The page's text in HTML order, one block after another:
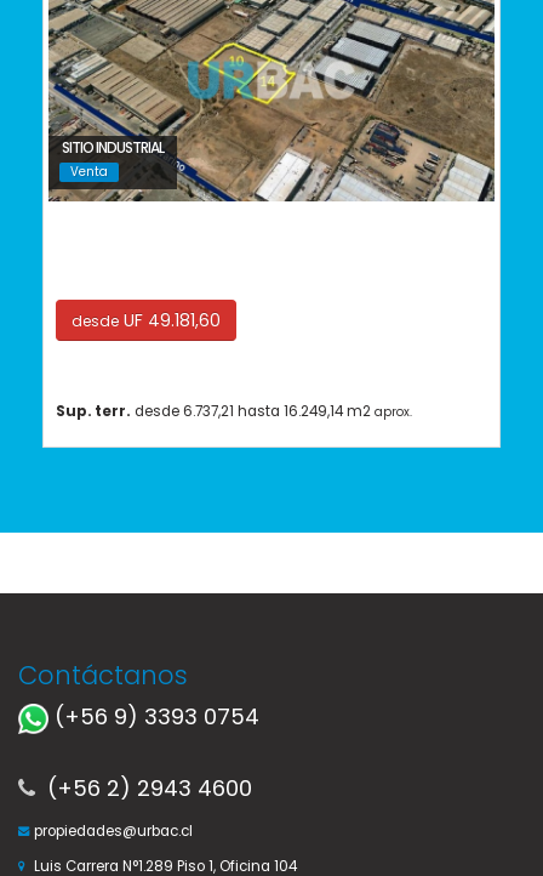
SITIO INDUSTRIAL
Venta
desde UF 49.181,60
Sup. terr. desde 6.737,21 hasta 16.249,14 m2 aprox.
Contáctanos
(+56 9) 3393 0754
(+56 2) 2943 4600
propiedades@urbac.cl
Luis Carrera N°1.289 Piso 1, Oficina 104